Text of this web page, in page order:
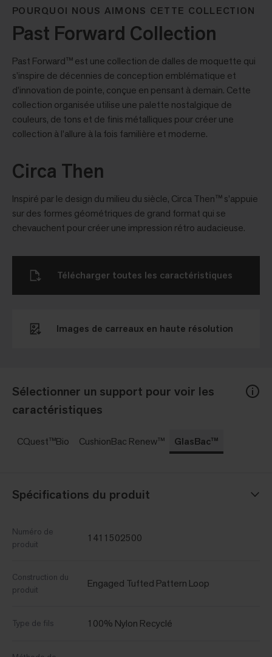
POURQUOI NOUS AIMONS CETTE COLLECTION
Past Forward Collection
Past Forward™ est une collection de dalles de moquette qui
s’inspire de décennies de conception emblématique et
d’innovation de pointe, conçue en pensant à demain. Cette
collection organisée utilise une palette nostalgique de
couleurs, de tons et de finis métalliques pour créer une
collection à l’allure à la fois familière et moderne.
Circa Then
Inspiré par le design du milieu du siècle, Circa Then™ s’appuie
sur des formes géométriques de grand format qui se
chevauchent pour créer une impression rétro audacieuse.
Sélectionner un support pour voir les
caractéristiques
CQuest™Bio CushionBac Renew™ GlasBac™
Spécifications du produit
Numéro de
produit
1411502500
Construction du
produit
Engaged Tufted Pattern Loop
Type de fils 100% Nylon Recyclé
Images de carreaux en haute résolution
Télécharger toutes les caractéristiques